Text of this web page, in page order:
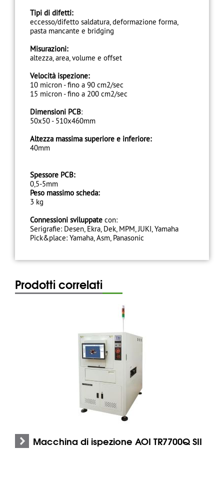
Tipi di difetti:
eccesso/difetto saldatura, deformazione forma,
pasta mancante e bridging
Misurazioni:
altezza, area, volume e offset
Velocità ispezione:
10 micron - fino a 90 cm2/sec
15 micron - fino a 200 cm2/sec
Dimensioni PCB:
50x50 - 510x460mm
Altezza massima superiore e inferiore:
40mm
Spessore PCB:
0,5-5mm
Peso massimo scheda:
3 kg
Connessioni sviluppate con:
Serigrafie: Desen, Ekra, Dek, MPM, JUKI, Yamaha
Pick&place: Yamaha, Asm, Panasonic
Prodotti correlati
Macchina di ispezione AOI TR7700Q SII